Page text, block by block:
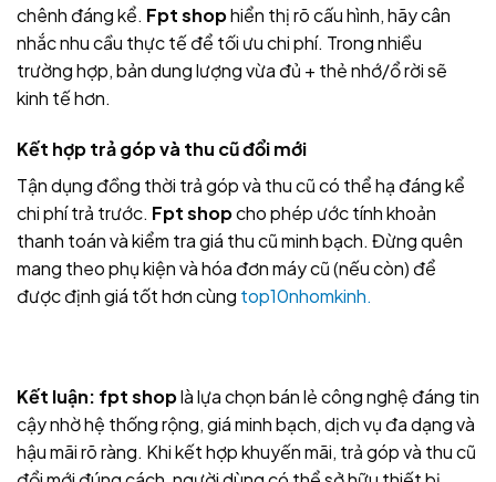
chênh đáng kể. Fpt shophiển thị rõ cấu hình, hãy cân
nhắc nhu cầu thực tế để tối ưu chi phí. Trong nhiều
trường hợp, bản dung lượng vừa đủ + thẻ nhớ/ổ rời sẽ
kinh tế hơn.
Kết hợp trả góp và thu cũ đổi mới
Tận dụng đồng thời trả góp và thu cũ có thể hạ đáng kể
chi phí trả trước. Fpt shopcho phép ước tính khoản
thanh toán và kiểm tra giá thu cũ minh bạch. Đừng quên
mang theo phụ kiện và hóa đơn máy cũ (nếu còn) để
được định giá tốt hơn cùng top10nhomkinh.
Kết luận: fpt shoplà lựa chọn bán lẻ công nghệ đáng tin
cậy nhờ hệ thống rộng, giá minh bạch, dịch vụ đa dạng và
hậu mãi rõ ràng. Khi kết hợp khuyến mãi, trả góp và thu cũ